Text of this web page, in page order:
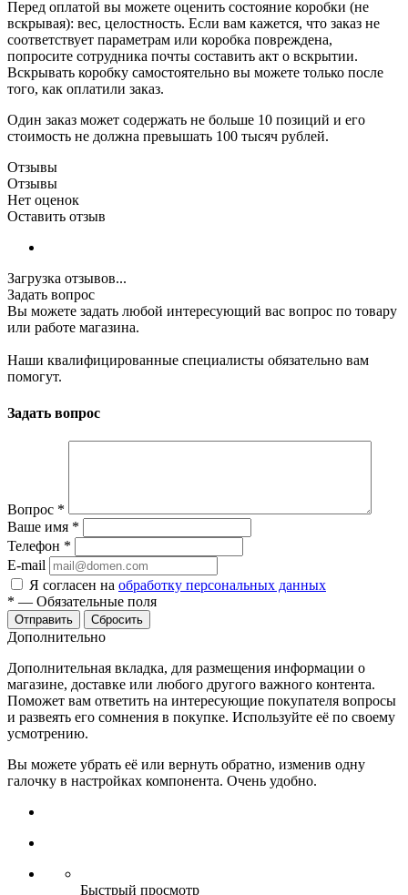
Перед оплатой вы можете оценить состояние коробки (не
вскрывая): вес, целостность. Если вам кажется, что заказ не
соответствует параметрам или коробка повреждена,
попросите сотрудника почты составить акт о вскрытии.
Вскрывать коробку самостоятельно вы можете только после
того, как оплатили заказ.
Один заказ может содержать не больше 10 позиций и его
стоимость не должна превышать 100 тысяч рублей.
Отзывы
Отзывы
Нет оценок
Оставить отзыв
Загрузка отзывов...
Задать вопрос
Вы можете задать любой интересующий вас вопрос по товару
или работе магазина.
Наши квалифицированные специалисты обязательно вам
помогут.
Задать вопрос
Вопрос *
Ваше имя *
Телефон *
E-mail
Я согласен на обработку персональных данных
* — Обязательные поля
Сбросить
Дополнительно
Дополнительная вкладка, для размещения информации о
магазине, доставке или любого другого важного контента.
Поможет вам ответить на интересующие покупателя вопросы
и развеять его сомнения в покупке. Используйте её по своему
усмотрению.
Вы можете убрать её или вернуть обратно, изменив одну
галочку в настройках компонента. Очень удобно.
Быстрый просмотр